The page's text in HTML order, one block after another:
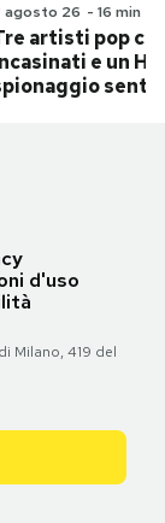
agosto 26 - 16 min
artisti pop
e un
d'uso
Milano, 419 del